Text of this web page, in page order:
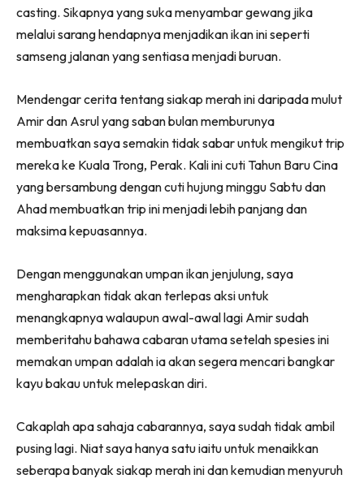
casting. Sikapnya yang suka menyambar gewang jika
melalui sarang hendapnya menjadikan ikan ini seperti
samseng jalanan yang sentiasa menjadi buruan.
Mendengar cerita tentang siakap merah ini daripada mulut
Amir dan Asrul yang saban bulan memburunya
membuatkan saya semakin tidak sabar untuk mengikut trip
mereka ke Kuala Trong, Perak. Kali ini cuti Tahun Baru Cina
yang bersambung dengan cuti hujung minggu Sabtu dan
Ahad membuatkan trip ini menjadi lebih panjang dan
maksima kepuasannya.
Dengan menggunakan umpan ikan jenjulung, saya
mengharapkan tidak akan terlepas aksi untuk
menangkapnya walaupun awal-awal lagi Amir sudah
memberitahu bahawa cabaran utama setelah spesies ini
memakan umpan adalah ia akan segera mencari bangkar
kayu bakau untuk melepaskan diri.
Cakaplah apa sahaja cabarannya, saya sudah tidak ambil
pusing lagi. Niat saya hanya satu iaitu untuk menaikkan
seberapa banyak siakap merah ini dan kemudian menyuruh